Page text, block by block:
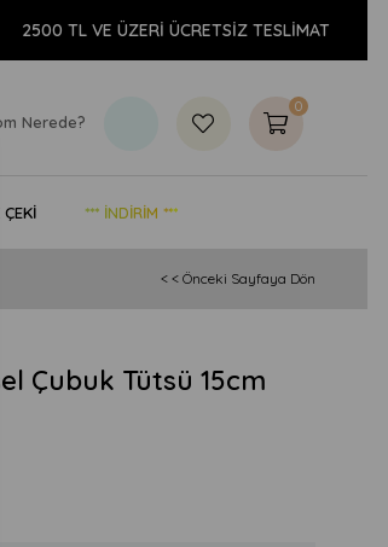
TL VE ÜZERİ ÜCRETSİZ TESLİMAT
0
Nerede?
ÇEKİ *** İNDİRİM ***
< < Önceki Sayfaya Dön
Çubuk Tütsü 15cm